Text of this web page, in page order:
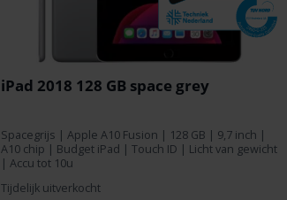
iPad 2018 128 GB space grey
Spacegrijs Apple A10 Fusion 128 GB 9,7 inch
A10 chip | Budget iPad | Touch ID | Licht van gewicht
| Accu tot 10u
Tijdelijk uitverkocht